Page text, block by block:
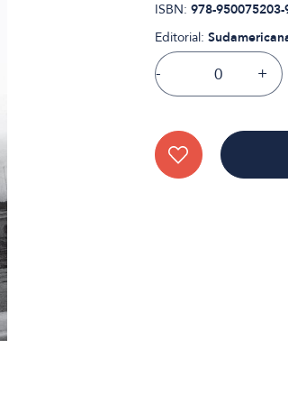
ISBN: 978-950075203-
Editorial:
- +